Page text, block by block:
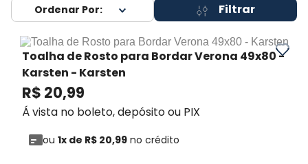
Filtrar
Toalha de Rosto para Bordar Verona 49x80 -
Karsten - Karsten
R$ 20,99
Á vista no boleto, depósito ou PIX
ou 1x de R$ 20,99 no crédito